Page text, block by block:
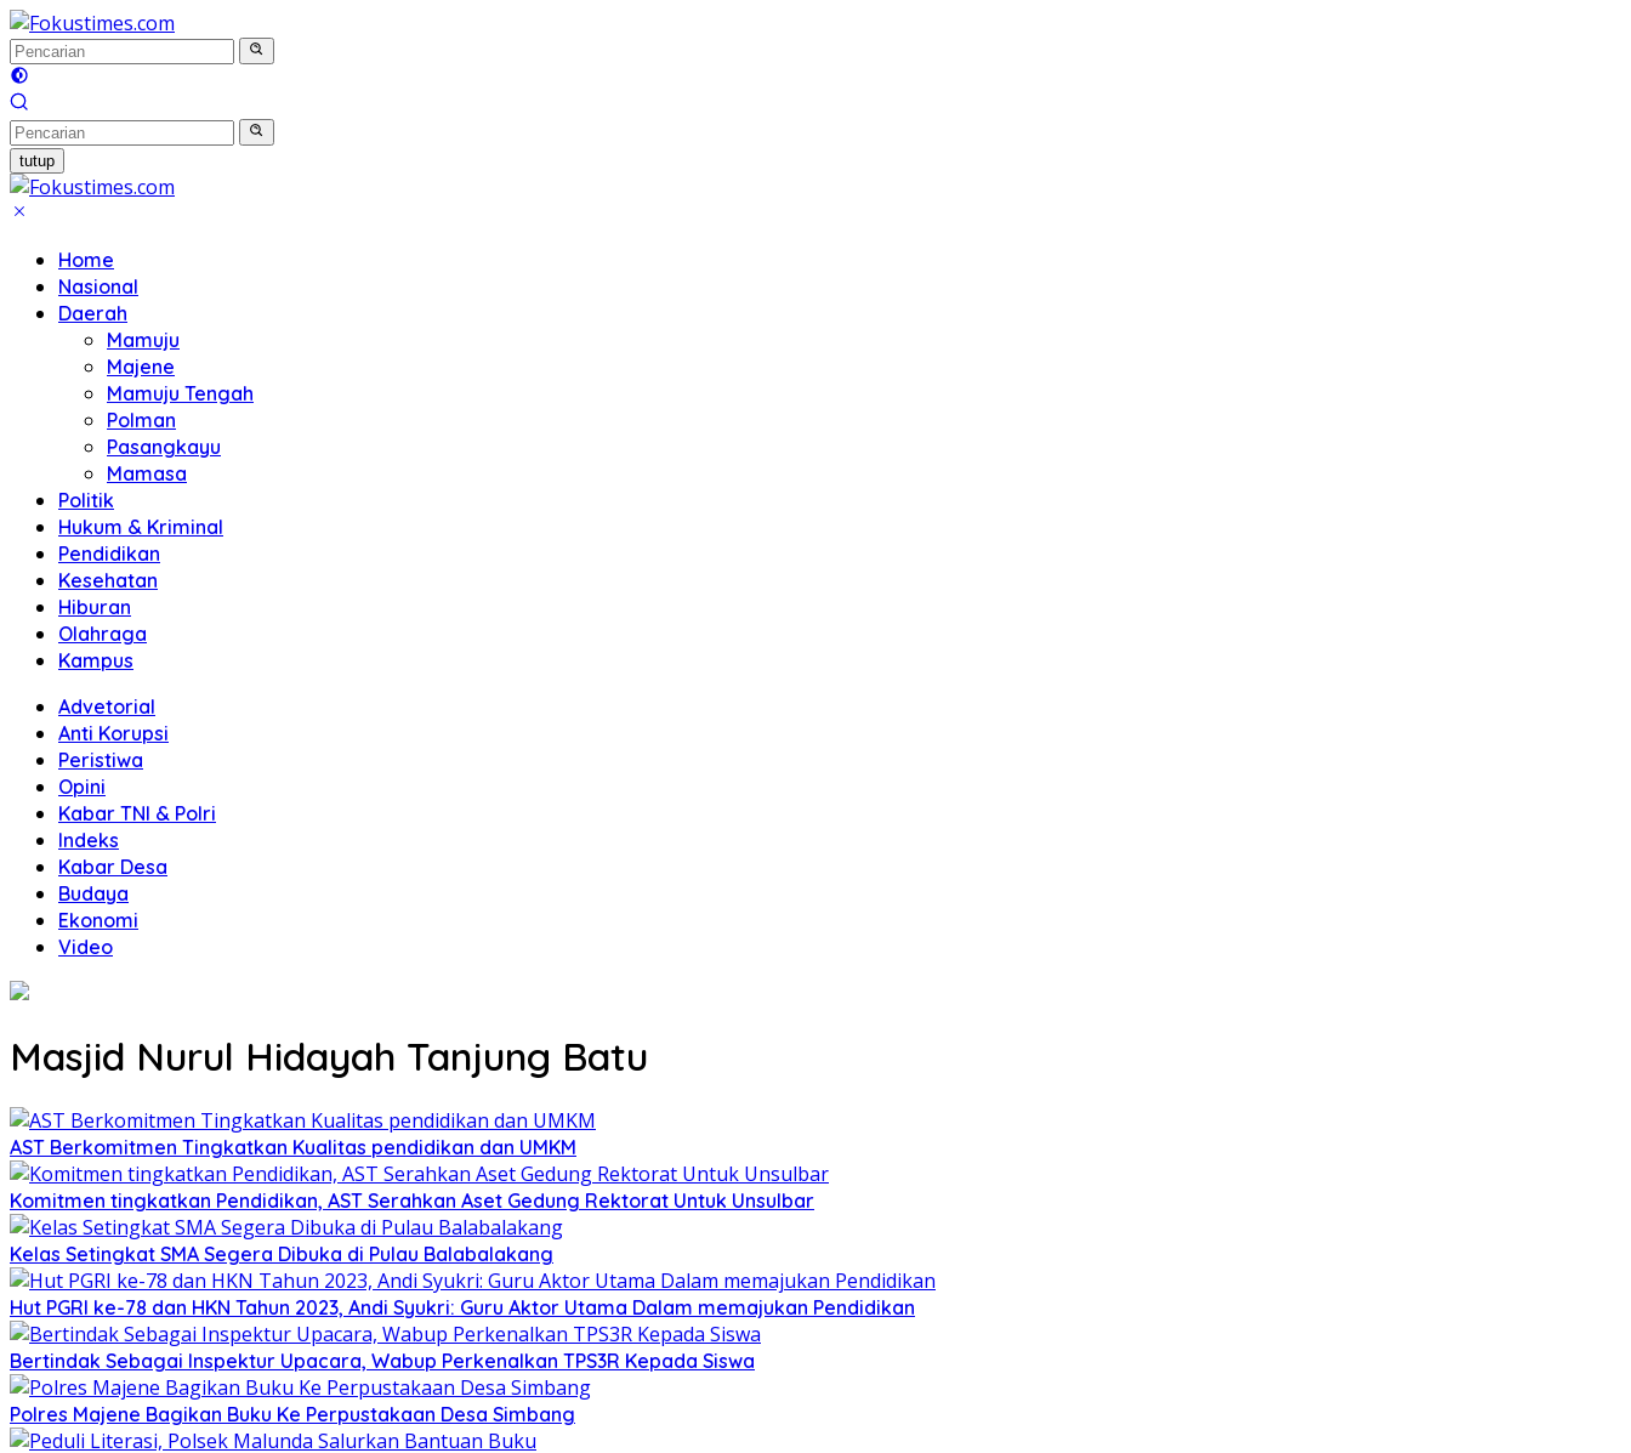
Langsung
ke
konten
tutup
Home
Nasional
Daerah
Mamuju
Majene
Mamuju Tengah
Polman
Pasangkayu
Mamasa
Politik
Hukum & Kriminal
Pendidikan
Kesehatan
Hiburan
Olahraga
Kampus
Advetorial
Anti Korupsi
Peristiwa
Opini
Kabar TNI & Polri
Indeks
Kabar Desa
Budaya
Ekonomi
Video
Masjid Nurul Hidayah Tanjung Batu
AST Berkomitmen Tingkatkan Kualitas pendidikan dan UMKM
Komitmen tingkatkan Pendidikan, AST Serahkan Aset Gedung Rektorat Untuk Unsulbar
Kelas Setingkat SMA Segera Dibuka di Pulau Balabalakang
Hut PGRI ke-78 dan HKN Tahun 2023, Andi Syukri: Guru Aktor Utama Dalam memajukan Pendidikan
Bertindak Sebagai Inspektur Upacara, Wabup Perkenalkan TPS3R Kepada Siswa
Polres Majene Bagikan Buku Ke Perpustakaan Desa Simbang